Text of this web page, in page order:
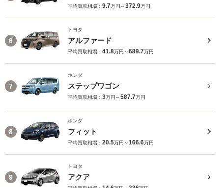
平均買取相場： 9.7万円～372.9万円
6
トヨタ
アルファード
平均買取相場： 41.8万円～689.7万円
7
ホンダ
ステップワゴン
平均買取相場： 3万円～587.7万円
8
ホンダ
フィット
平均買取相場： 20.5万円～166.6万円
9
トヨタ
アクア